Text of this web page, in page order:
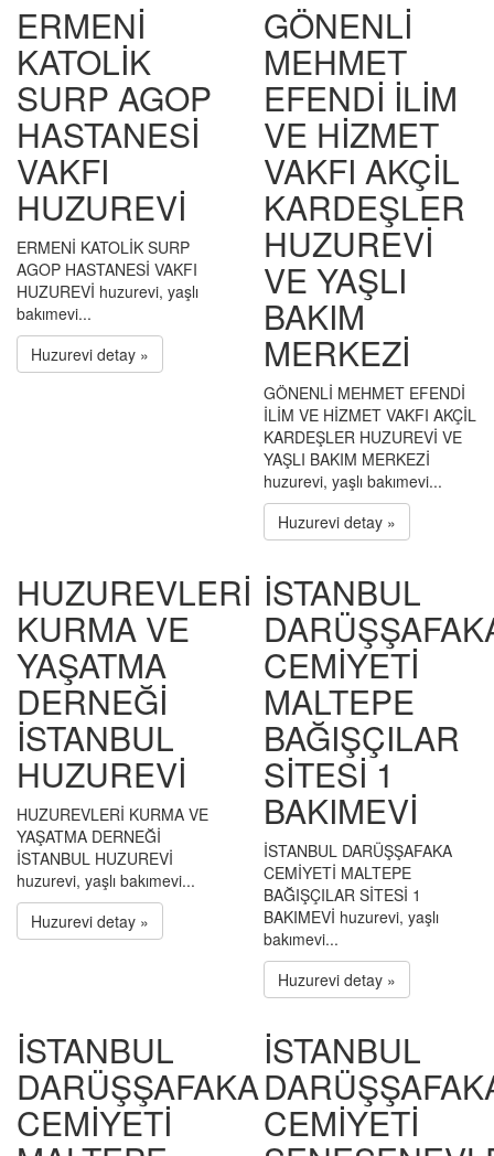
ERMENİ
KATOLİK
SURP AGOP
HASTANESİ
VAKFI
HUZUREVİ
ERMENİ KATOLİK SURP
AGOP HASTANESİ VAKFI
HUZUREVİ huzurevi, yaşlı
bakımevi...
Huzurevi detay »
GÖNENLİ
MEHMET
EFENDİ İLİM
VE HİZMET
VAKFI AKÇİL
KARDEŞLER
HUZUREVİ
VE YAŞLI
BAKIM
MERKEZİ
GÖNENLİ MEHMET EFENDİ
İLİM VE HİZMET VAKFI AKÇİL
KARDEŞLER HUZUREVİ VE
YAŞLI BAKIM MERKEZİ
huzurevi, yaşlı bakımevi...
Huzurevi detay »
HUZUREVLERİ
KURMA VE
YAŞATMA
DERNEĞİ
İSTANBUL
HUZUREVİ
HUZUREVLERİ KURMA VE
YAŞATMA DERNEĞİ
İSTANBUL HUZUREVİ
huzurevi, yaşlı bakımevi...
Huzurevi detay »
İSTANBUL
CEMİYETİ
MALTEPE
BAĞIŞÇILAR
SİTESİ 1
BAKIMEVİ
İSTANBUL DARÜŞŞAFAKA
CEMİYETİ MALTEPE
BAĞIŞÇILAR SİTESİ 1
BAKIMEVİ huzurevi, yaşlı
bakımevi...
Huzurevi detay »
İSTANBUL
DARÜŞŞAFAKA
CEMİYETİ
İSTANBUL
CEMİYETİ